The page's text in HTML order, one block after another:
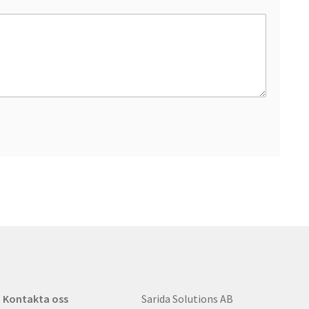
Kontakta oss Sarida Solutions AB